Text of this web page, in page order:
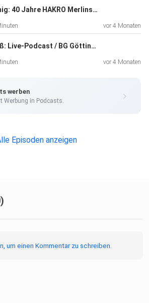
Eine absurde Geschichte
Martin Romig: 40 Jahre HAKRO Merlins Crailsheim (Folge 66)
vor 4 Monaten
Fabo Strauß: Live-Podcast / BG Göttingen (Folge 65)
vor 4 Monaten
werben
Werbung in Podcasts.
Episoden anzeigen
um einen Kommentar zu schreiben.